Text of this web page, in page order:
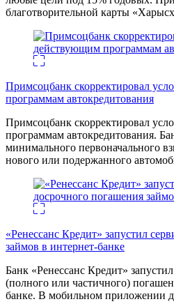
благотворительной карты
Примсоцбанк скорректировал
программам автокредитования
Примсоцбанк скорректировал
программам автокредитования.
минимального первоначального
нового или подержанного
«Ренессанс Кредит» запустил
займов в интернет-банке
Банк «Ренессанс Кредит»
(полного или частичного)
банке. В мобильном приложении